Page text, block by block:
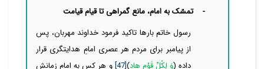
-
تمسّک به امام، مانع گمراهی تا قیام قیامت
رسول خاتم بارها تاکید فرمود خداوند مهربان، پس
از پیامبر برای مردم هر عصری امامِ هدایتگری قرار
داده (وَ لِكُلِّ قَوْمٍ هادٍ)
[47]
و هر کس به امام زمانش